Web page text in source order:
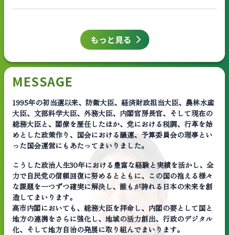
もっと見る
MESSAGE
1995年の初当選以来、防衛大臣、経済財政担当大臣、農林水産
大臣、文部科学大臣、外務大臣、内閣官房長官、そして現在の
総務大臣と、閣僚を歴任したほか、党における税調、行革を始
めとした政策作り、国会における議運、予算委員会の理事とい
った国会運営にもあたってまいりました。
こうした政治人生30年における豊富な経験と実績を活かし、全
力で自民党の信頼回復に努めるとともに、この国の抱える様々
な課題を一つずつ確実に解決し、誰もが誇れる日本の未来を創
造してまいります。
高市内閣においても、総務大臣を拝命し、内閣の要として国と
地方の連携をさらに強化し、地域の活力創出、行政のデジタル
化、そして地方自治の発展に取り組んでまいります。